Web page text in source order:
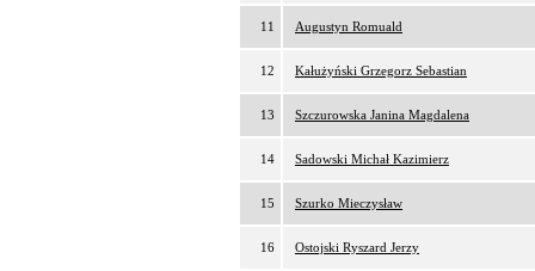
11 Augustyn Romuald
12 Kałużyński Grzegorz Sebastian
13 Szczurowska Janina Magdalena
14 Sadowski Michał Kazimierz
15 Szurko Mieczysław
16 Ostojski Ryszard Jerzy